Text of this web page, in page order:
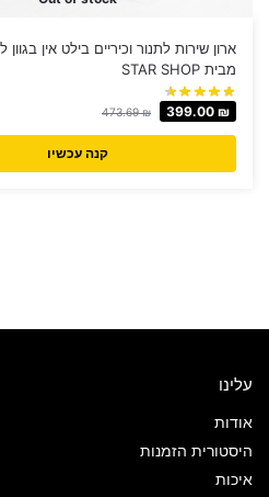
ארון שירות לתנור וכיריים בילט אין
מבית STAR SHOP
473.69₪ 399.00 ₪
קנה עכשיו
עלינו
אודות
היסטורית הזמנות
איכות